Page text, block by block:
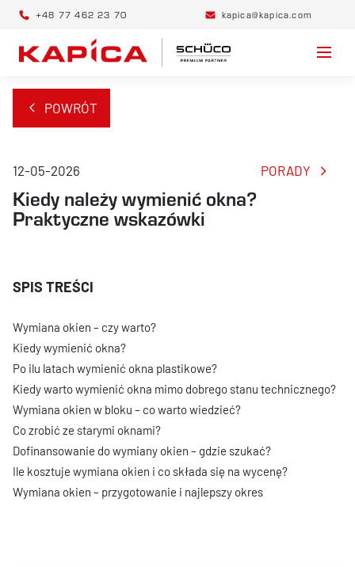
+48 77 462 23 70 kapica@kapica.com
POWRÓT
12-05-2026 PORADY
Kiedy należy wymienić okna?
Praktyczne wskazówki
Wymiana okien – czy warto?
Kiedy wymienić okna?
Po ilu latach wymienić okna plastikowe?
Kiedy warto wymienić okna mimo dobrego stanu technicznego?
Wymiana okien w bloku – co warto wiedzieć?
Co zrobić ze starymi oknami?
Dofinansowanie do wymiany okien – gdzie szukać?
Ile kosztuje wymiana okien i co składa się na wycenę?
Wymiana okien – przygotowanie i najlepszy okres